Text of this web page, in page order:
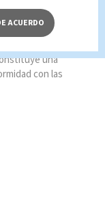
total o
mismo
una
con las
ACUERDO